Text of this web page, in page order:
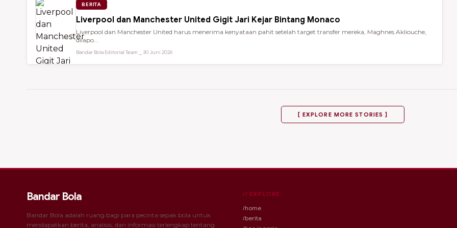
BERITA
Liverpool dan Manchester United Gigit Jari Kejar Bintang Monaco
Liverpool dan Manchester United harus menerima kenyataan pahit setelah target transfer mereka, Maghnes Akliouche,
dilapo...
Bandar Bola Editorial Team ⎯ 30 Juni 2026
[ EXPLORE MORE STORIES ]
Bandar Bola
Bandar Bola adalah ruang bagi para pecinta sepak bola untuk
mendapatkan berita, analisis, dan informasi terlengkap tentang
// EXPLORE
/home
/berita